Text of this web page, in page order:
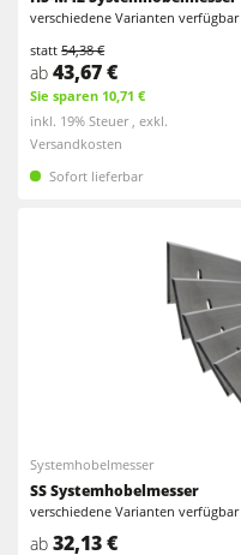
verschiedene Varianten verfügbar
statt54,38 €
ab 43,67 €
Sie sparen 10,71 €
inkl. 19% Steuer , exkl.
Versandkosten
Sofort lieferbar
Systemhobelmesser
SS Systemhobelmesser
verschiedene Varianten verfügbar
ab 32,13 €